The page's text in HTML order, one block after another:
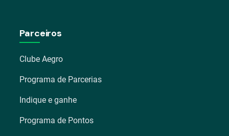
Parceiros
Clube Aegro
Programa de Parcerias
Indique e ganhe
Programa de Pontos